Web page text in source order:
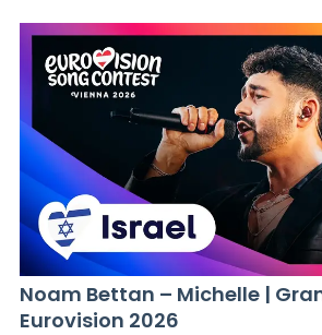
Noam Bettan – Michelle |
Eurovision 2026